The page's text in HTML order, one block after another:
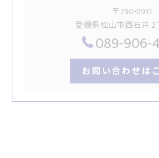
〒790-0931
愛媛県松山市西石井 2
089-906-
お問い合わせは